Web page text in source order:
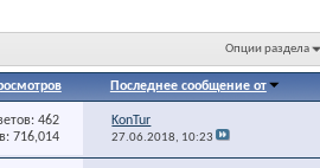
Опции раздела
Последнее сообщение от
462
716,014
KonTur
27.06.2018, 10:23